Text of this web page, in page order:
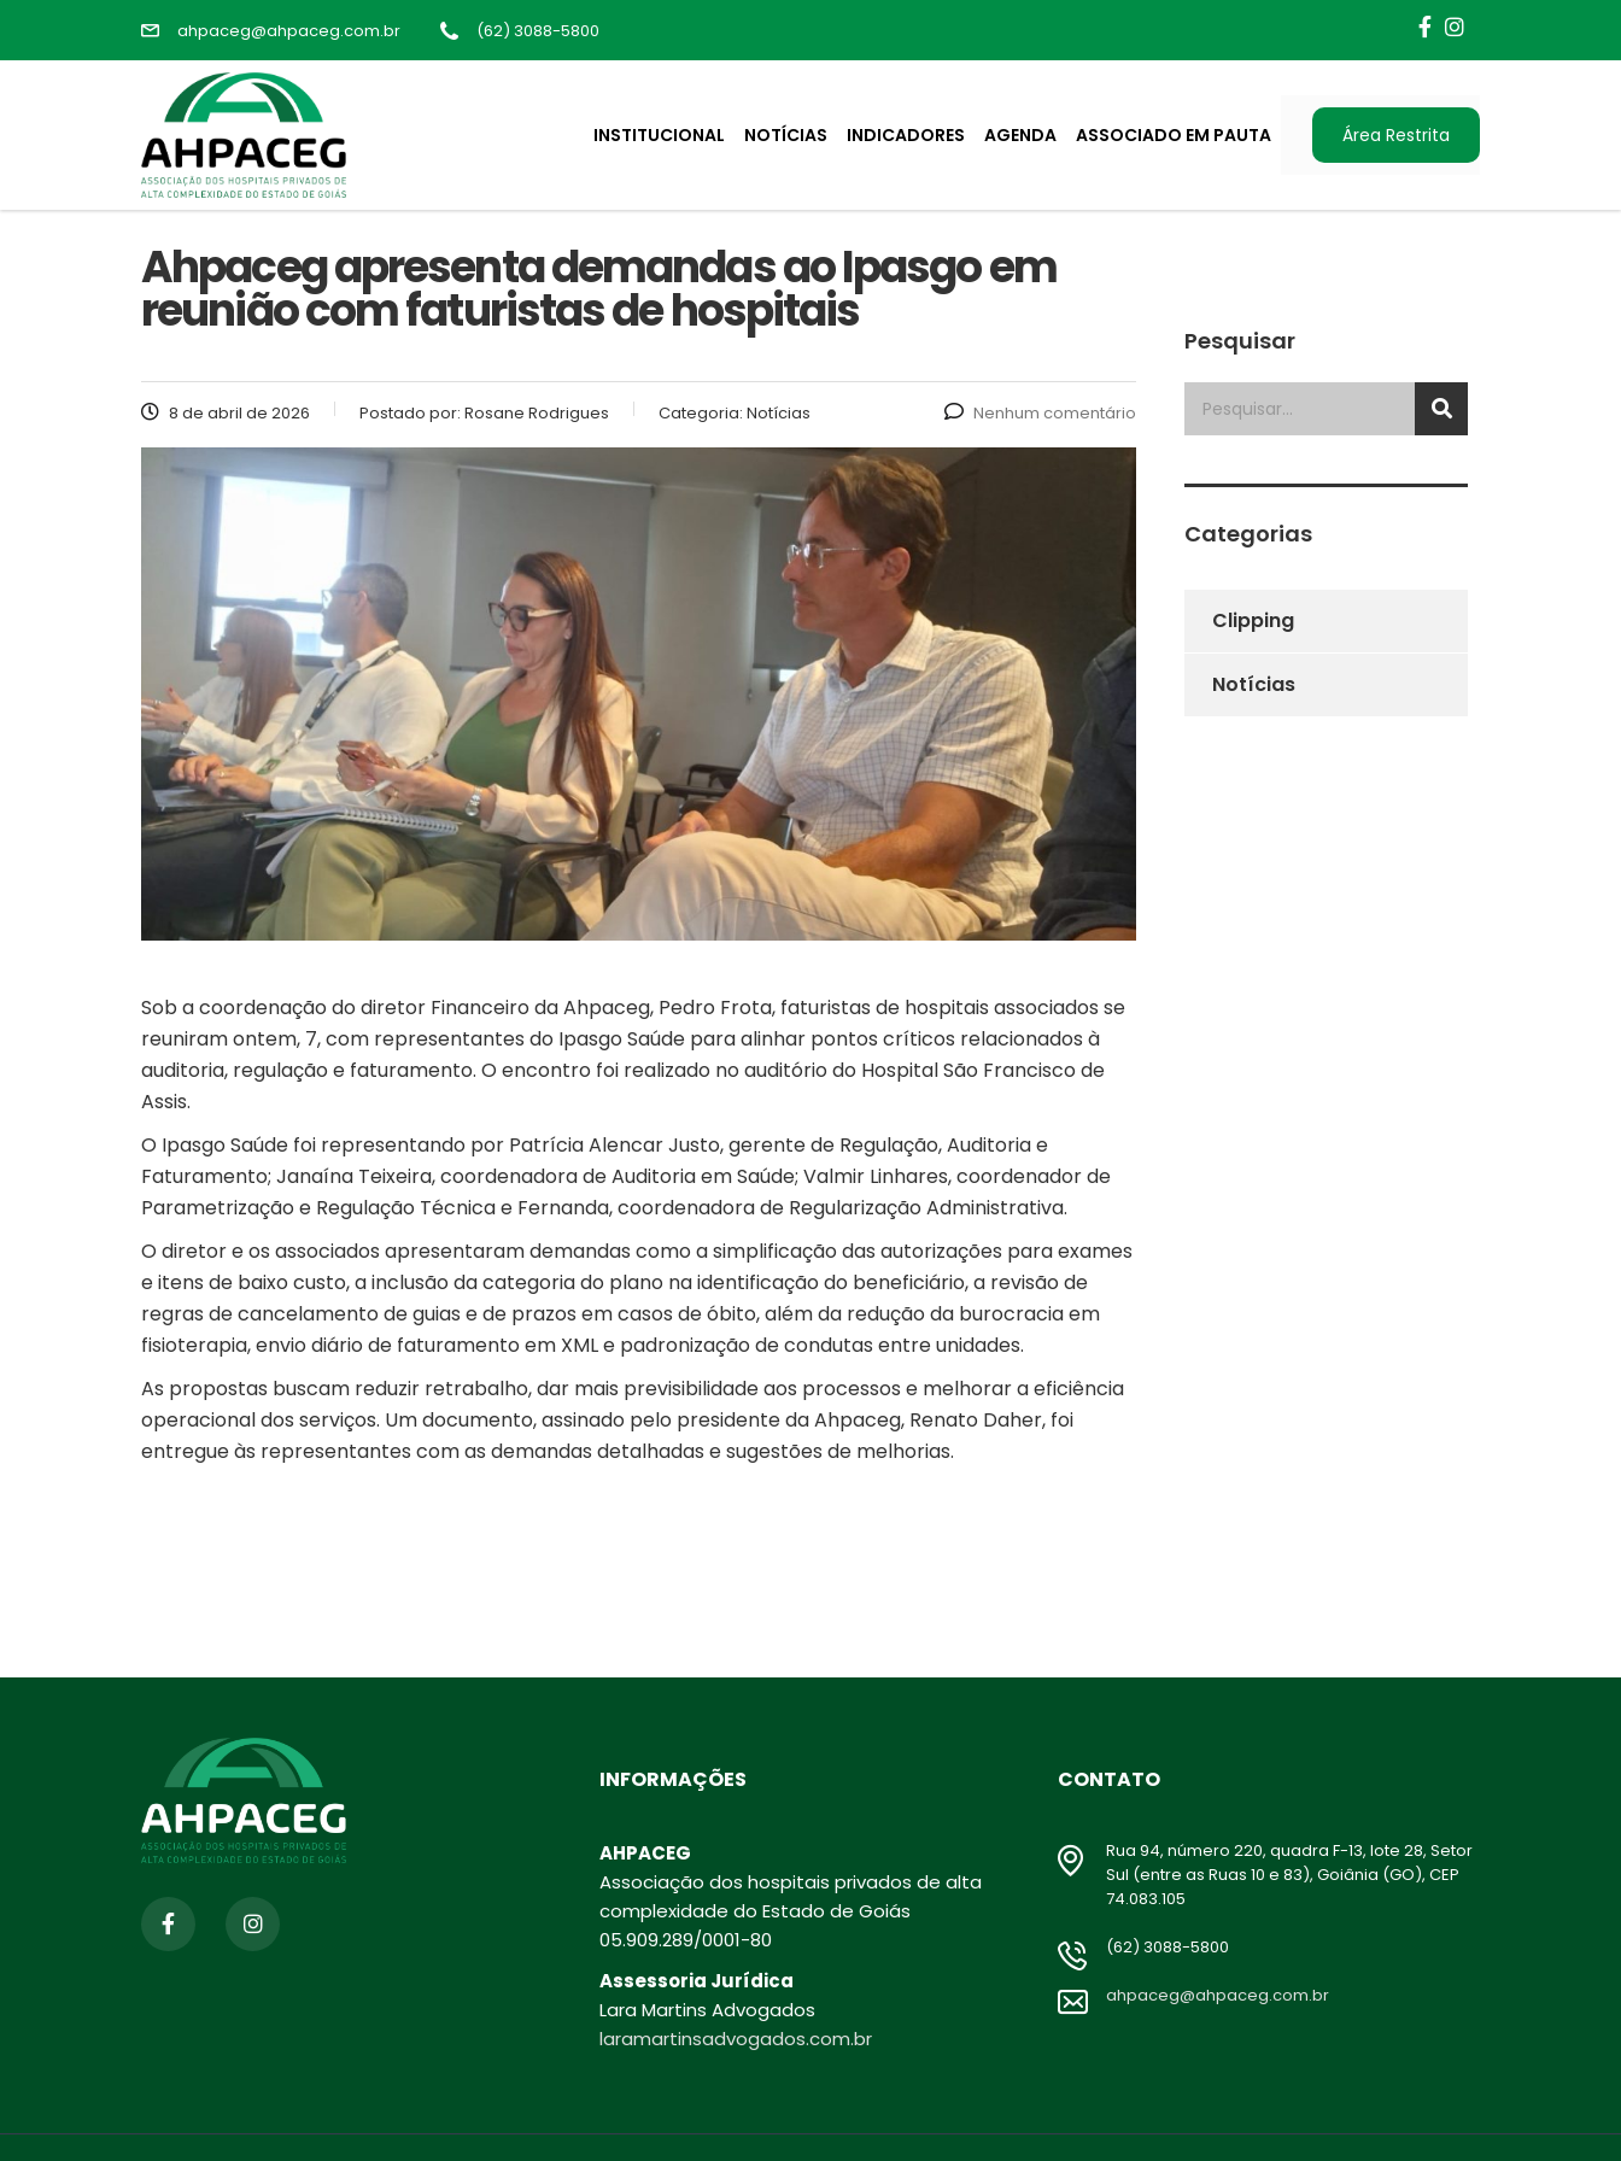
ahpaceg@ahpaceg.com.br (62) 3088-5800
INSTITUCIONAL NOTÍCIAS INDICADORES AGENDA ASSOCIADO EM PAUTA Área Restrita
Ahpaceg apresenta demandas ao Ipasgo em
reunião com faturistas de hospitais
8 de abril de 2026 Postado por: Rosane Rodrigues Categoria: Notícias Nenhum comentário
Sob a coordenação do diretor Financeiro da Ahpaceg, Pedro Frota, faturistas de hospitais associados se
reuniram ontem, 7, com representantes do Ipasgo Saúde para alinhar pontos críticos relacionados à
auditoria, regulação e faturamento. O encontro foi realizado no auditório do Hospital São Francisco de
Assis.
O Ipasgo Saúde foi representando por Patrícia Alencar Justo, gerente de Regulação, Auditoria e
Faturamento; Janaína Teixeira, coordenadora de Auditoria em Saúde; Valmir Linhares, coordenador de
Parametrização e Regulação Técnica e Fernanda, coordenadora de Regularização Administrativa.
O diretor e os associados apresentaram demandas como a simplificação das autorizações para exames
e itens de baixo custo, a inclusão da categoria do plano na identificação do beneficiário, a revisão de
regras de cancelamento de guias e de prazos em casos de óbito, além da redução da burocracia em
fisioterapia, envio diário de faturamento em XML e padronização de condutas entre unidades.
As propostas buscam reduzir retrabalho, dar mais previsibilidade aos processos e melhorar a eficiência
operacional dos serviços. Um documento, assinado pelo presidente da Ahpaceg, Renato Daher, foi
entregue às representantes com as demandas detalhadas e sugestões de melhorias.
Pesquisar
Categorias
Clipping
Notícias
INFORMAÇÕES
AHPACEG
Associação dos hospitais privados de alta
complexidade do Estado de Goiás
05.909.289/0001-80
Assessoria Jurídica
Lara Martins Advogados
laramartinsadvogados.com.br
CONTATO
Rua 94, número 220, quadra F-13, lote 28, Setor
Sul (entre as Ruas 10 e 83), Goiânia (GO), CEP
74.083.105
(62) 3088-5800
ahpaceg@ahpaceg.com.br